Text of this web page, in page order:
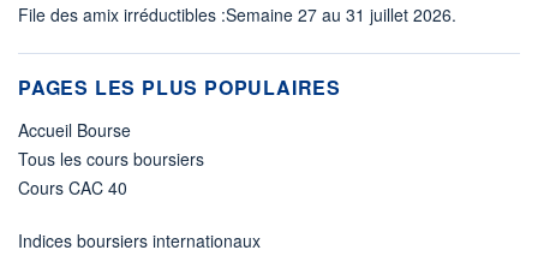
File des amix irréductibles :Semaine 27 au 31 juillet 2026.
PAGES LES PLUS POPULAIRES
Accueil Bourse
Tous les cours boursiers
Cours CAC 40
Indices boursiers internationaux